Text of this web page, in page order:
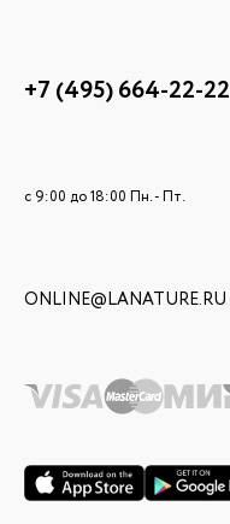
+7 (495) 664-22-22
c 9:00 до 18:00 Пн. - Пт.
ONLINE@LANATURE.RU